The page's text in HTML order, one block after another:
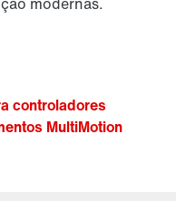
controladores
MultiMotion